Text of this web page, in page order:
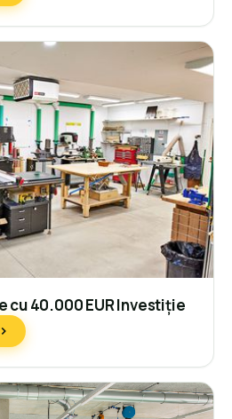
Start-up Tâmplărie cu 40.000 EUR Investiție